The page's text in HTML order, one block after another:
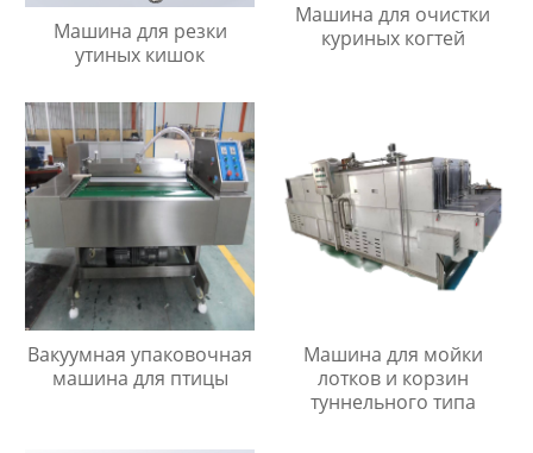
Машина для резки
утиных кишок
Машина для очистки
куриных когтей
Вакуумная упаковочная
машина для птицы
Машина для мойки
лотков и корзин
туннельного типа